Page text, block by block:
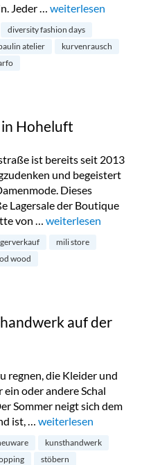
Jeder … „Diversity Fashion
weiterlesen
diversity fashion days
atelier
kurvenrausch
Hoheluft
ist bereits seit 2013
und begeistert
Dieses
Lagersale der Boutique
von … „Lagerverkauf bei
weiterlesen
mili store
wood
auf der
regnen, die Kleider und
oder andere Schal
Sommer neigt sich dem
ist, … „Flohmarkt und
weiterlesen
kunsthandwerk
stöbern